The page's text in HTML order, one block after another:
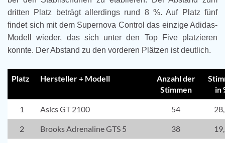
dritten Platz beträgt allerdings rund 8 %. Auf Platz fünf
findet sich mit dem Supernova Control das einzige Adidas-
Modell wieder, das sich unter den Top Five platzieren
konnte. Der Abstand zu den vorderen Plätzen ist deutlich.
Platz Hersteller + Modell
Anzahl der
Stimmen
in
1 Asics GT 2100 54
2 Brooks Adrenaline GTS 5 38